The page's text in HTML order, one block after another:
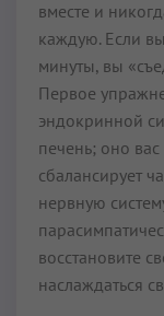
вместе и
каждую. Если
минуты, вы
Первое
эндокринной
печень; оно
сбалансирует
нервную
восстановите
наслаждаться